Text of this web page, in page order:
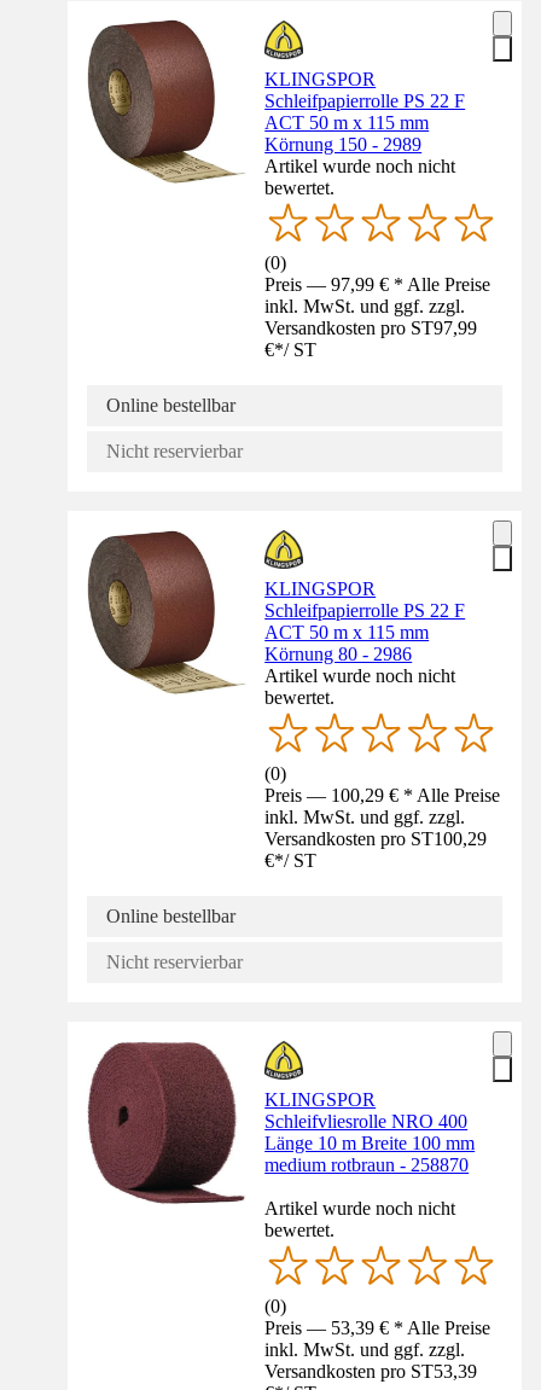
KLINGSPOR
Schleifpapierrolle PS 22 F
ACT 50 m x 115 mm
Körnung 150 - 2989
Artikel wurde noch nicht
bewertet.
(0)
Preis — 97,99 € * Alle Preise
inkl. MwSt. und ggf. zzgl.
Versandkosten pro ST97,99
€*/ ST
Online bestellbar
Nicht reservierbar
KLINGSPOR
Schleifpapierrolle PS 22 F
ACT 50 m x 115 mm
Körnung 80 - 2986
Artikel wurde noch nicht
bewertet.
(0)
Preis — 100,29 € * Alle Preise
inkl. MwSt. und ggf. zzgl.
Versandkosten pro ST100,29
€*/ ST
Online bestellbar
Nicht reservierbar
KLINGSPOR
Schleifvliesrolle NRO 400
Länge 10 m Breite 100 mm
medium rotbraun - 258870
Artikel wurde noch nicht
bewertet.
(0)
Preis — 53,39 € * Alle Preise
inkl. MwSt. und ggf. zzgl.
Versandkosten pro ST53,39